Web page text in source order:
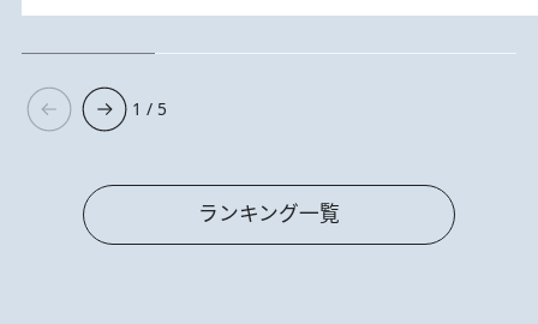
1 / 5
ランキング一覧